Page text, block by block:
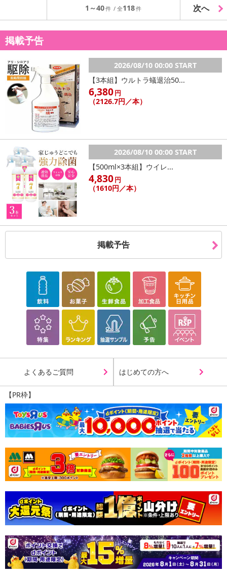
1～40 118 次へ
掲載予告
2026/08/10 00:00 START
【3本組】ウルトラ蟻退治50...
6,380円
（2126.7円／本）
2026/08/10 00:00 START
【500ml×3本組】ウイレ...
4,830円
（1610円／本）
掲載予告
よくあるご質問 はじめての方へ
【PR枠】